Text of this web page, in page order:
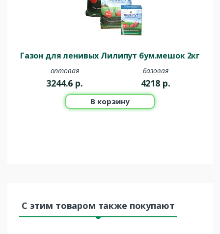
Газон для ленивых Лилипут бум.мешок 2кг
оптовая
3244.6 р.
базовая
4218 р.
В корзину
С этим товаром также покупают